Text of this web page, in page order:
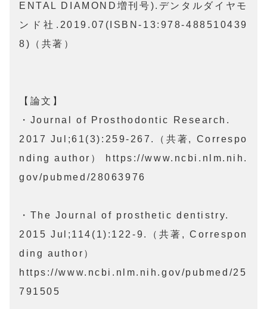
ENTAL DIAMOND増刊号).デンタルダイヤモ
ンド社.2019.07(ISBN-13:978-488510439
8)（共著）
【論文】
・Journal of Prosthodontic Research.
2017 Jul;61(3):259-267.（共著, Correspo
nding author） https://www.ncbi.nlm.nih.
gov/pubmed/28063976
・The Journal of prosthetic dentistry.
2015 Jul;114(1):122-9.（共著, Correspon
ding author）
https://www.ncbi.nlm.nih.gov/pubmed/25
791505